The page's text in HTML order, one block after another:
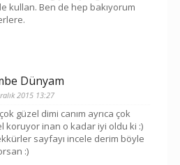
kullan. Ben de hep bakıyorum
Dünyam
2015 13:27
güzel dimi canım ayrıca çok
koruyor inan o kadar iyi oldu ki :)
sayfayı incele derim böyle
:)